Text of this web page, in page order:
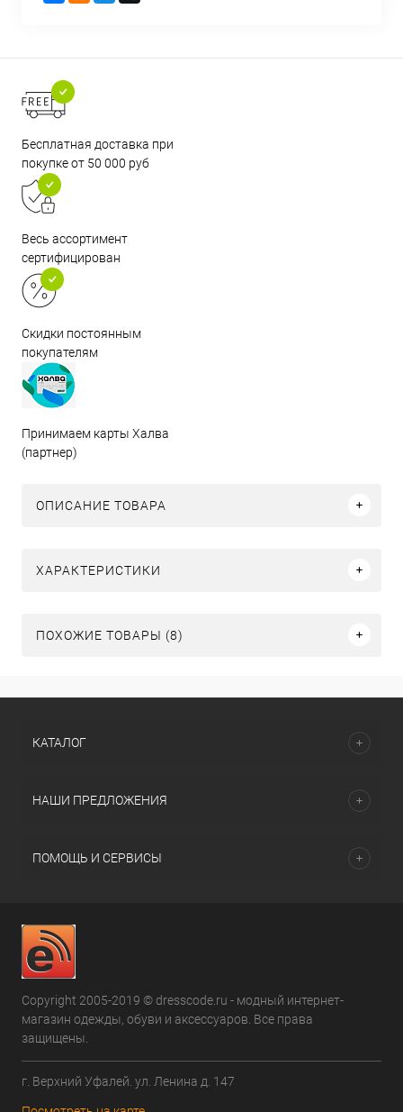
Бесплатная доставка при
покупке от 50 000 руб
Весь ассортимент
сертифицирован
Скидки постоянным
покупателям
Принимаем карты Халва
(партнер)
ОПИСАНИЕ ТОВАРА
ХАРАКТЕРИСТИКИ
ПОХОЖИЕ ТОВАРЫ (8)
КАТАЛОГ
НАШИ ПРЕДЛОЖЕНИЯ
ПОМОЩЬ И СЕРВИСЫ
Copyright 2005-2019 © dresscode.ru - модный интернет-
магазин одежды, обуви и аксессуаров. Все права
защищены.
г. Верхний Уфалей. ул. Ленина д. 147